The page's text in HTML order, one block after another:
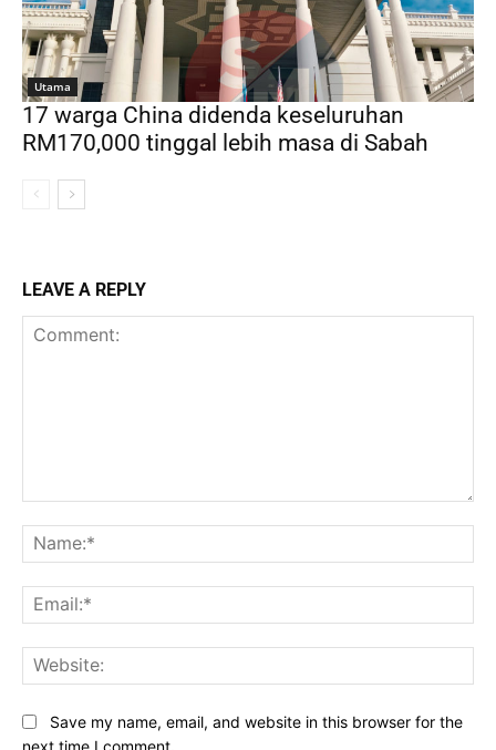
Utama
17 warga China didenda keseluruhan
RM170,000 tinggal lebih masa di Sabah
LEAVE A REPLY
Save my name, email, and website in this browser for the